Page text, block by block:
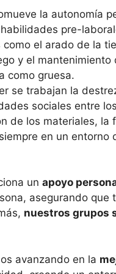
la autonomía
pre-
el arado de la
y el
como gruesa.
se trabajan la
sociales entre
de los materiales, la
en un entorno
un apoyo
asegurando que
nuestros grupos
avanzando en la